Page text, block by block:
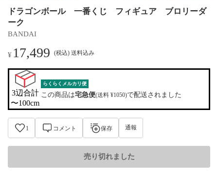
ドラゴンボール 一番くじ フィギュア ブロリーダ
ーク
BANDAI
¥ 17,499 (税込) 送料込み
3辺合計
〜100cm
らくらくメルカリ便
この商品は宅急便(送料 ¥1050)で配送されました
1 コメント 保存 通報
売り切れました